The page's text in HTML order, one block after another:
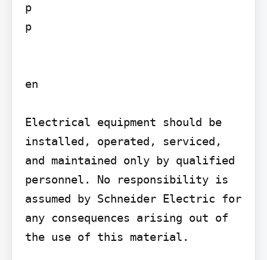
p
p
en
Electrical equipment should be
installed, operated, serviced,
and maintained only by qualified
personnel. No responsibility is
assumed by Schneider Electric for
any consequences arising out of
the use of this material.